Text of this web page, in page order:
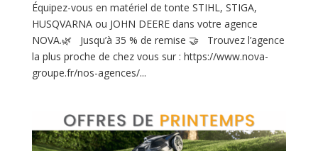
Équipez-vous en matériel de tonte STIHL, STIGA,
HUSQVARNA ou JOHN DEERE dans votre agence
NOVA.🌿 Jusqu’à 35 % de remise 🤝 Trouvez l’agence
la plus proche de chez vous sur : https://www.nova-
groupe.fr/nos-agences/...